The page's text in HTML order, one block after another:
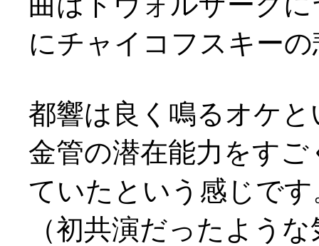
にチャイコフスキー
都響は良く鳴るオケ
金管の潜在能力をす
ていたという感じです
（初共演だったよう